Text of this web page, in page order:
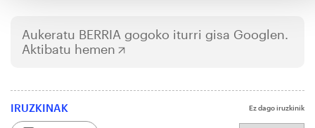
Aukeratu BERRIA gogoko iturri gisa Googlen.
Aktibatu hemen
IRUZKINAK Ez dago iruzkinik